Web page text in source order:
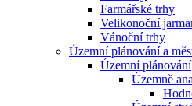
Farmářské trhy
Velikonoční
Vánoční trhy
Územní plánování a
Územní plánování
Územně